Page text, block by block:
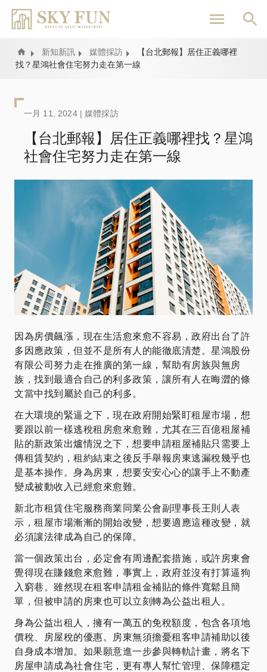
內
容
Home 新知新訊 媒體採訪
【台北郵報】居住正義哪裡
找？星鴻社會住宅努力走在第一線
一月 11, 2024 |媒體採訪
【台北郵報】居住正義哪裡找？星鴻
社會住宅努力走在第一線
因為房價飆漲，現在生活愈來愈不容易，政府出台了許
多因應政策，但並不是所有人的能徹底清楚。星鴻股份
有限公司努力走在推廣的第一線，幫助有房族與無房
族，找到最適合自己的利多政策，讓所有人在晦澀的條
文當中找到屬於自己的利多。
在大環境的緊逼之下，現在政府開始緊盯租屋市場，想
要跟以前一樣逃稅租房愈來愈難，尤其在三百億租屋補
貼的新政策出爐情況之下，想要申請租屋補貼只需要上
傳租賃契約，租約結束之後反手舉報房東逃漏稅幾乎也
是基本操作。身為房東，想要安安心心的讓手上不動產
變成被動收入已經愈來愈難。
新北市租賃住宅服務商業同業公會副理事長王則人表
示，租屋市場漸漸的開始改變，想要適應這種改變，就
必須讓法律成為自己的保障。
當一個政策出台，必定會有周邊配套措施，或許房東會
覺得現在賺錢愈來愈難，事實上，政府並沒有打算逼狗
入窮巷。雖然現在租客申請租金補貼的條件寬鬆且簡
單，但被申請的房東也可以立刻轉為公益出租人。
身為公益出租人，擁有一萬五的免稅額度，包含各項地
價稅、房屋稅的優惠。房東無須擔憂租客申請補助以後
自身成本增加。如果願意進一步參與轉軌計畫，將名下
房屋申請成為社會住宅，更有專人幫忙管理、保障穩定